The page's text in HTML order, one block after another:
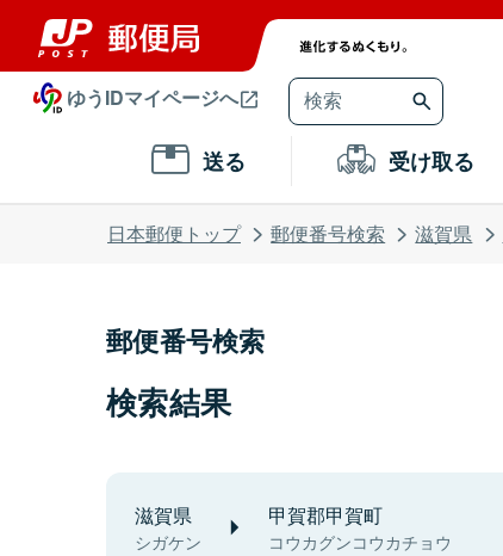
ゆうIDマイページへ
送る 受け取る
日本郵便トップ 郵便番号検索 滋賀県
郵便番号検索
検索結果
滋賀県
シガケン
甲賀郡甲賀町
コウカグンコウカチョウ